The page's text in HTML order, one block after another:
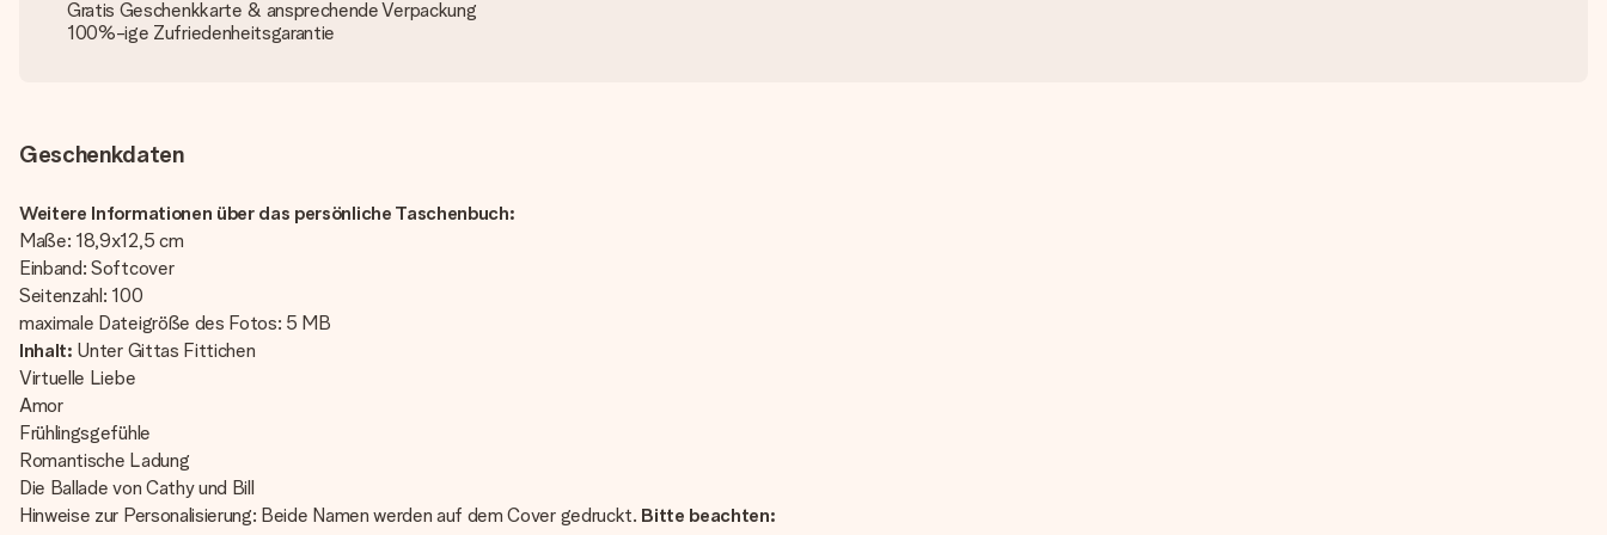
Gratis Geschenkkarte & ansprechende Verpackung
100%-ige Zufriedenheitsgarantie
Geschenkdaten
Weitere Informationen über das persönliche Taschenbuch:
Maße: 18,9x12,5 cm
Einband: Softcover
Seitenzahl: 100
maximale Dateigröße des Fotos: 5 MB
Inhalt: Unter Gittas Fittichen
Virtuelle Liebe
Amor
Frühlingsgefühle
Romantische Ladung
Die Ballade von Cathy und Bill
Hinweise zur Personalisierung: Beide Namen werden auf dem Cover gedruckt. Bitte beachten: